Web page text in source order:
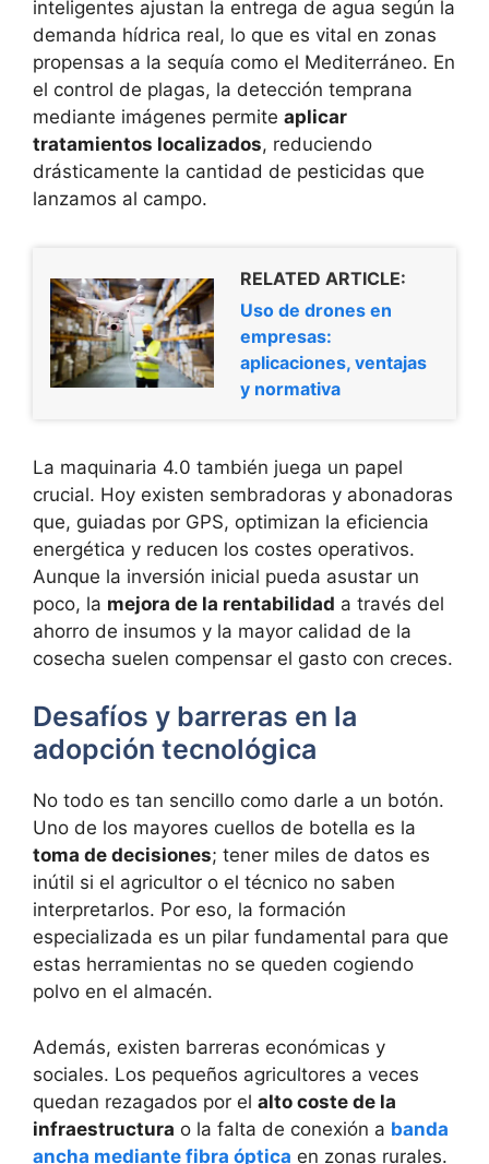
inteligentes ajustan la entrega de agua según la
demanda hídrica real, lo que es vital en zonas
propensas a la sequía como el Mediterráneo. En
el control de plagas, la detección temprana
mediante imágenes permite aplicar
tratamientos localizados, reduciendo
drásticamente la cantidad de pesticidas que
lanzamos al campo.
RELATED ARTICLE:
Uso de drones en
empresas:
aplicaciones, ventajas
y normativa
La maquinaria 4.0 también juega un papel
crucial. Hoy existen sembradoras y abonadoras
que, guiadas por GPS, optimizan la eficiencia
energética y reducen los costes operativos.
Aunque la inversión inicial pueda asustar un
poco, la mejora de la rentabilidad a través del
ahorro de insumos y la mayor calidad de la
cosecha suelen compensar el gasto con creces.
Desafíos y barreras en la
adopción tecnológica
No todo es tan sencillo como darle a un botón.
Uno de los mayores cuellos de botella es la
toma de decisiones; tener miles de datos es
inútil si el agricultor o el técnico no saben
interpretarlos. Por eso, la formación
especializada es un pilar fundamental para que
estas herramientas no se queden cogiendo
polvo en el almacén.
Además, existen barreras económicas y
sociales. Los pequeños agricultores a veces
quedan rezagados por el alto coste de la
infraestructura o la falta de conexión a banda
ancha mediante fibra óptica en zonas rurales.